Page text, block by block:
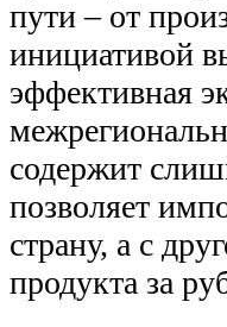
пути – от
инициативой
эффективная
содержит
позволяет
страну, а с
продукта за